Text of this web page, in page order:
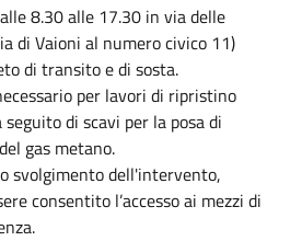
8.30 alle 17.30 in via delle
di Vaioni al numero civico 11)
di transito e di sosta.
per lavori di ripristino
di scavi per la posa di
gas metano.
svolgimento dell'intervento,
consentito l’accesso ai mezzi di